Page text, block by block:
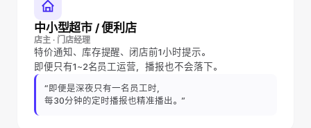
中小型超市 / 便利店
店主 · 门店经理
特价通知、库存提醒、闭店前1小时提示。
即便只有1~2名员工运营，播报也不会落下。
“即便是深夜只有一名员工时，
每30分钟的定时播报也精准播出。”